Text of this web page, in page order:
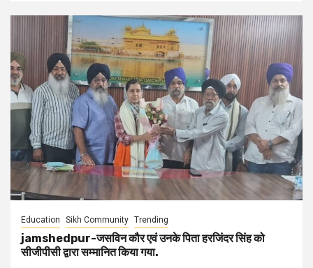
Education Sikh Community Trending
jamshedpur-जसविन कौर एवं उनके पिता हरजिंदर सिंह को
सीजीपीसी द्वारा सम्मानित किया गया.